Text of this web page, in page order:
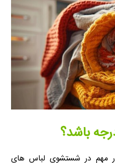
باشد؟
مهم در شستشوی لباس های